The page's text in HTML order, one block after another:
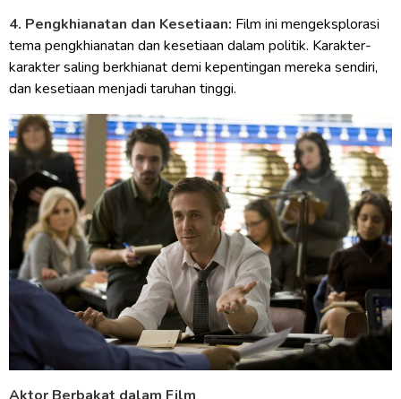
4. Pengkhianatan dan Kesetiaan: Film ini mengeksplorasi
tema pengkhianatan dan kesetiaan dalam politik. Karakter-
karakter saling berkhianat demi kepentingan mereka sendiri,
dan kesetiaan menjadi taruhan tinggi.